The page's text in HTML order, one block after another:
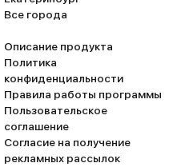
Все города
Описание продукта
Политика
конфиденциальности
Правила работы программы
Пользовательское
соглашение
Согласие на получение
рекламных рассылок